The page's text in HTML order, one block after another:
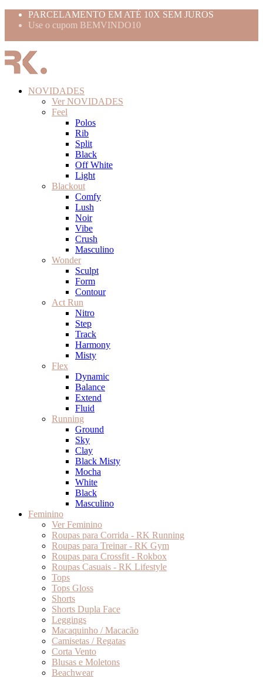
PARCELAMENTO EM ATÉ 10X SEM JUROS
Use o cupom BEMVINDO10
NOVIDADES
Ver NOVIDADES
Feel
Polos
Rib
Split
Black
Off White
Light
Blackout
Comfy
Lush
Noir
Vibe
Crush
Masculino
Wonder
Sculpt
Form
Contour
Act Run
Nitro
Step
Track
Harmony
Misty
Flex
Dynamic
Balance
Extend
Fluid
Running
Ground
Sky
Clay
Black Misty
Mocha
White
Black
Masculino
Feminino
Ver Feminino
Roupas para Corrida - RK Running
Roupas para Treinar - RK Gym
Roupas para Crossfit - Rokbox
Roupas Casuais - RK Lifestyle
Tops
Tops Gloss
Shorts
Shorts Dupla Face
Leggings
Macaquinho / Macacão
Camisetas / Regatas
Corta Vento
Blusas e Moletons
Beachwear